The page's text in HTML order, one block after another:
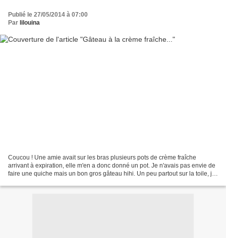
Publié le 27/05/2014 à 07:00
Par lilouina
Coucou ! Une amie avait sur les bras plusieurs pots de crème fraîche
arrivant à expiration, elle m'en a donc donné un pot. Je n'avais pas envie de
faire une quiche mais un bon gros gâteau hihi. Un peu partout sur la toile, j'ai